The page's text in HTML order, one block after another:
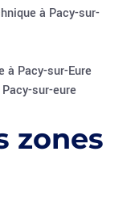
à Pacy-sur-
à Pacy-sur-Eure
sur-eure
zones